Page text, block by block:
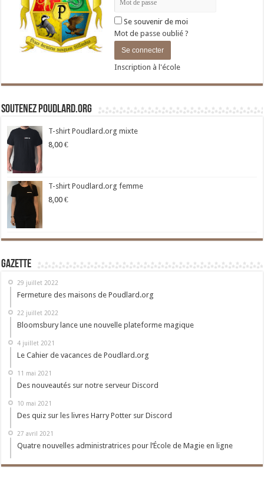
Se souvenir de moi
Mot de passe oublié ?
Inscription à l'école
Soutenez Poudlard.org
T-shirt Poudlard.org mixte
8,00 €
T-shirt Poudlard.org femme
8,00 €
Gazette
29 juillet 2022
Fermeture des maisons de Poudlard.org
22 juillet 2022
Bloomsbury lance une nouvelle plateforme magique
4 juillet 2021
Le Cahier de vacances de Poudlard.org
11 mai 2021
Des nouveautés sur notre serveur Discord
10 mai 2021
Des quiz sur les livres Harry Potter sur Discord
27 avril 2021
Quatre nouvelles administratrices pour l’École de Magie en ligne